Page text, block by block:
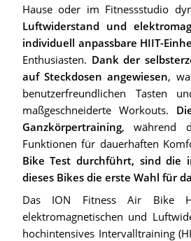
Hause oder im Fitnessstudio
Luftwiderstand und
individuell anpassbare HIIT-
Enthusiasten. Dank der
auf Steckdosen angewiesen,
benutzerfreundlichen Tasten
maßgeschneiderte Workouts.
Ganzkörpertraining, während
Funktionen für dauerhaften
Bike Test durchführt, sind die
dieses Bikes die erste Wahl für
Das ION Fitness Air Bike
elektromagnetischen und
hochintensives Intervalltraining